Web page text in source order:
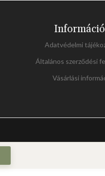
Adatvédelmi
Általános szerződési
Vásárlási